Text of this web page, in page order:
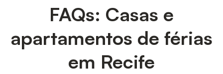
FAQs: Casas e
apartamentos de férias
em Recife